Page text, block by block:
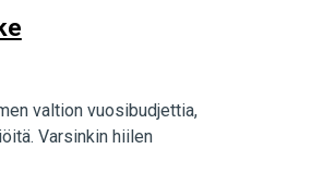
valtion vuosibudjettia,
Varsinkin hiilen